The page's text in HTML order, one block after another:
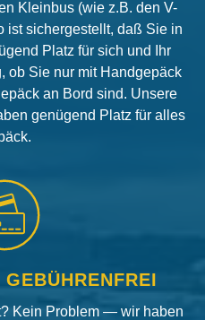
Kleinbus (wie z.B. den V-
ist sichergestellt, daß Sie in
Platz für sich und Ihr
ob Sie nur mit Handgepäck
an Bord sind. Unsere
genügend Platz für alles
Kein Problem — wir haben